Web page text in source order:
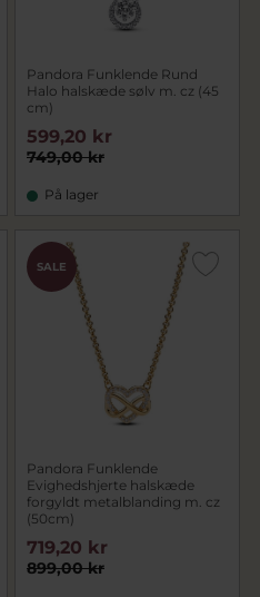
Pandora Funklende Rund
Halo halskæde sølv m. cz (45
cm)
749,00 kr
599,20 kr
På lager
SALE
Pandora Funklende
Evighedshjerte halskæde
forgyldt metalblanding m. cz
(50cm)
899,00 kr
719,20 kr